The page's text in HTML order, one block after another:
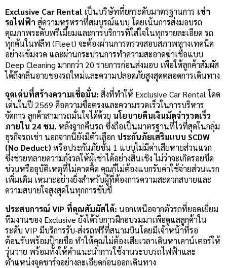
Exclusive Car Rental เป็นบริษัทที่ยกระดับมาตรฐานการ เช่า
รถไฟฟ้า สู่ความหรูหราที่สมบูรณ์แบบ โดยเน้นการส่งมอบรถ
คุณภาพระดับพรีเมียมและการบริการที่ใส่ใจในทุกรายละเอียด รถ
ทุกคันในฟลีท (Fleet) จะต้องผ่านการตรวจสอบสภาพทางเทคนิค
อย่างเข้มงวด และผ่านกระบวนการทำความสะอาดฆ่าเชื้อแบบ
Deep Cleaning มากกว่า 20 รายการก่อนส่งมอบ เพื่อให้ลูกค้าสัมผัส
ได้ถึงกลิ่นอายของรถใหม่และความปลอดภัยสูงสุดตลอดการเดินทาง
จุดเด่นที่สร้างความเชื่อมั่น: สิ่งที่ทำให้ Exclusive Car Rental โดด
เด่นในปี 2569 คือความซื่อตรงและความรวดเร็วในการบริหาร
จัดการ ลูกค้าสามารถมั่นใจได้ด้วย นโยบายคืนเงินมัดจำรวดเร็ว
ภายใน 24 ชม. หลังจากคืนรถ ซึ่งถือเป็นมาตรฐานที่ไวที่สุดในกลุ่ม
ธุรกิจรถเช่า นอกจากนี้ยังมีตัวเลือก ประกันภัยเสริมแบบ SCDW
(No Deduct) หรือประกันภัยชั้น 1 แบบไม่มีค่าเสียหายส่วนแรก
ซึ่งช่วยทลายความกังวลให้ผู้เช่าได้อย่างสิ้นเชิง ไม่ว่าจะเกิดรอยขีด
ข่วนหรืออุบัติเหตุที่ไม่คาดคิด คุณก็ไม่ต้องแบกรับค่าใช้จ่ายส่วนแรก
เพิ่มเติม เหมาะอย่างยิ่งสำหรับผู้ที่ต้องการความสะดวกสบายและ
ความสบายใจสูงสุดในทุกการขับขี่
ประสบการณ์ VIP ที่คุณสัมผัสได้: นอกเหนือจากตัวรถที่ยอดเยี่ยม
ทีมงานของ Exclusive ยังได้รับการฝึกอบรมมาเพื่อดูแลลูกค้าใน
ระดับ VIP มีบริการรับ-ส่งรถฟรีที่สนามบินโดยมีเจ้าหน้าที่รอ
ต้อนรับพร้อมป้ายชื่อ ทำให้คุณไม่ต้องเสียเวลาเดินหาเคาน์เตอร์ให้
วุ่นวาย พร้อมทั้งให้คำแนะนำการใช้งานระบบรถไฟฟ้าและ
ตำแหน่งจุดชาร์จอย่างละเอียดก่อนออกเดินทาง